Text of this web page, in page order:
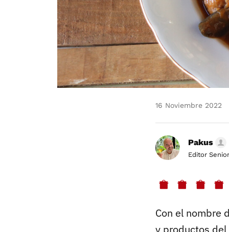
16 Noviembre 2022
Pakus
Editor Senior
Con el nombre
y productos del